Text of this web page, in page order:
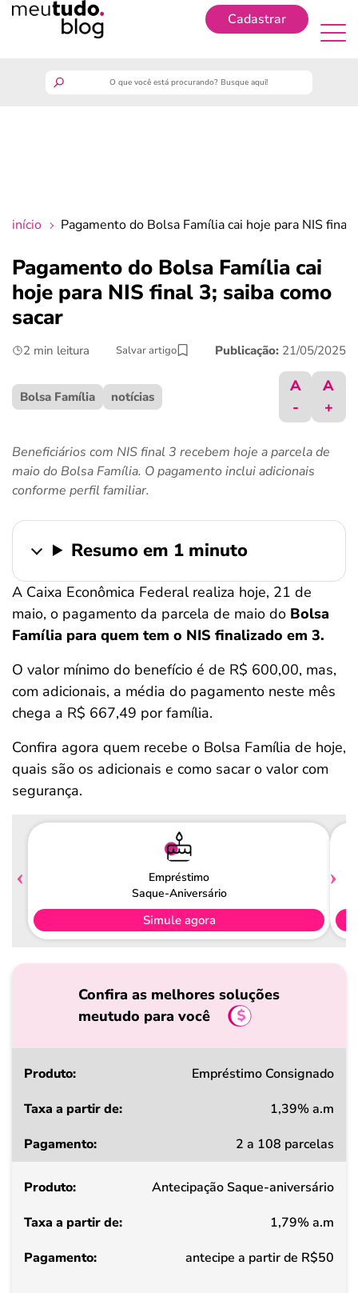
Cadastrar
crédito fácil
início Pagamento do Bolsa Família cai hoje para NIS final
Pagamento do Bolsa Família cai
hoje para NIS final 3; saiba como
sacar
2 min leitura Salvar artigo Publicação: 21/05/2025
Bolsa Família notícias
A
-
A
+
Beneficiários com NIS final 3 recebem hoje a parcela de
maio do Bolsa Família. O pagamento inclui adicionais
conforme perfil familiar.
Resumo em 1 minuto
A Caixa Econômica Federal realiza hoje, 21 de
maio, o pagamento da parcela de maio do Bolsa
Família para quem tem o NIS finalizado em 3.
O valor mínimo do benefício é de R$ 600,00, mas,
com adicionais, a média do pagamento neste mês
chega a R$ 667,49 por família.
Confira agora quem recebe o Bolsa Família de hoje,
quais são os adicionais e como sacar o valor com
segurança.
Empréstimo
Saque-Aniversário
Simule agora
Confira as melhores soluções
meutudo para você
Produto
a
de
Pagamento
Empréstimo Consignado
1,39% a.m
2 a 108 parcelas
Antecipação Saque-aniversário
1,79% a.m
antecipe a partir de R$50